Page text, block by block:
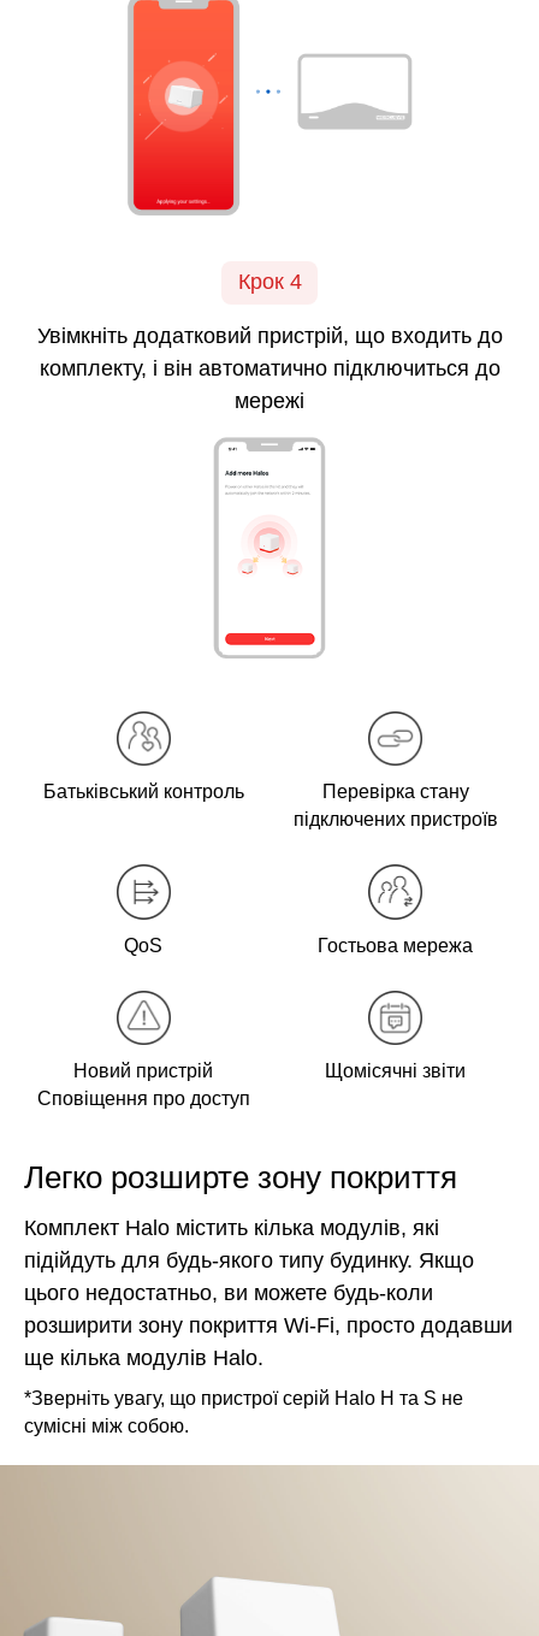
Крок 4
Увімкніть додатковий пристрій, що входить до
комплекту, і він автоматично підключиться до
мережі
Батьківський контроль
Перевірка стану
підключених пристроїв
QoS Гостьова мережа
Новий пристрій
Сповіщення про доступ
Щомісячні звіти
Легко розширте зону покриття
Комплект Halo містить кілька модулів, які
підійдуть для будь-якого типу будинку. Якщо
цього недостатньо, ви можете будь-коли
розширити зону покриття Wi-Fi, просто додавши
ще кілька модулів Halo.
*Зверніть увагу, що пристрої серій Halo H та S не
сумісні між собою.